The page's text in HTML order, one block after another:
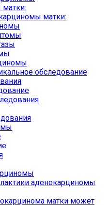
матки:
обследование
аденокарциномы
матки может